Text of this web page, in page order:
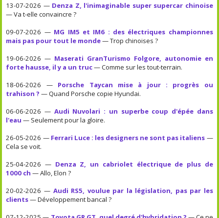
13-07-2026 — Denza Z, l'inimaginable super supercar chinoise
— Va t-elle convaincre ?
09-07-2026 — MG IM5 et IM6 : des électriques championnes
mais pas pour tout le monde— Trop chinoises ?
19-06-2026 — Maserati GranTurismo Folgore, autonomie en
forte hausse, il y a un truc— Comme sur les tout-terrain.
18-06-2026 — Porsche Taycan mise à jour : progrès ou
trahison ? — Quand Porsche copie Hyundai.
06-06-2026 — Audi Nuvolari : un superbe coup d'épée dans
l'eau — Seulement pour la gloire.
26-05-2026 — Ferrari Luce : les designers ne sont pas italiens —
Cela se voit.
25-04-2026 — Denza Z, un cabriolet électrique de plus de
1000 ch — Allo, Elon ?
20-02-2026 — Audi RS5, voulue par la législation, pas par les
clients— Développement bancal ?